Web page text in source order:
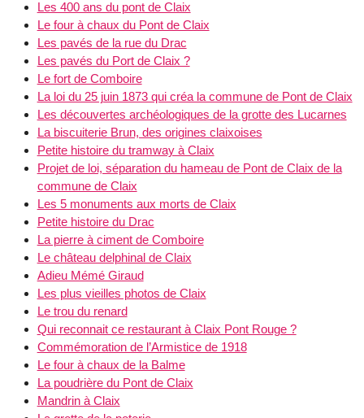
Les 400 ans du pont de Claix
Le four à chaux du Pont de Claix
Les pavés de la rue du Drac
Les pavés du Port de Claix ?
Le fort de Comboire
La loi du 25 juin 1873 qui créa la commune de Pont de Claix
Les découvertes archéologiques de la grotte des Lucarnes
La biscuiterie Brun, des origines claixoises
Petite histoire du tramway à Claix
Projet de loi, séparation du hameau de Pont de Claix de la
commune de Claix
Les 5 monuments aux morts de Claix
Petite histoire du Drac
La pierre à ciment de Comboire
Le château delphinal de Claix
Adieu Mémé Giraud
Les plus vieilles photos de Claix
Le trou du renard
Qui reconnait ce restaurant à Claix Pont Rouge ?
Commémoration de l’Armistice de 1918
Le four à chaux de la Balme
La poudrière du Pont de Claix
Mandrin à Claix